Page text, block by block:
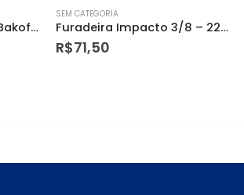
Furadeira Impacto 3/8 – 220v Fia038r Awt
SEM CATEGORIA
Conjunto Ajrorato Firenze 83,5cm Suspenso Bco/nogal
R$1.449,88